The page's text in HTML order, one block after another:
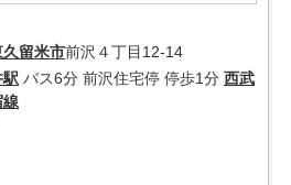
久留米市前沢４丁目12-14
バス6分 前沢住宅停 停歩1分 西武
線